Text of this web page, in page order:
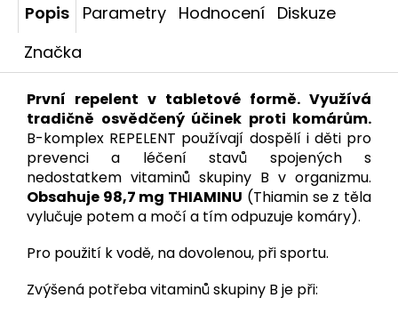
Popis Parametry Hodnocení Diskuze
Značka
První repelent v tabletové formě. Využívá
tradičně osvědčený účinek proti komárům.
B-komplex REPELENT používají dospělí i děti pro
prevenci a léčení stavů spojených s
nedostatkem vitaminů skupiny B v organizmu.
Obsahuje 98,7 mg THIAMINU (Thiamin se z těla
vylučuje potem a močí a tím odpuzuje komáry).
Pro použití k vodě, na dovolenou, při sportu.
Zvýšená potřeba vitaminů skupiny B je při: